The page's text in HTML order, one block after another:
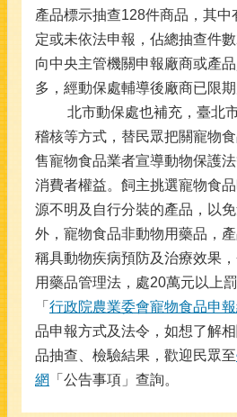
產品標示抽查128件商品，其中
定或未依法申報，佔總抽查件
向中央主管機關申報廠商或產
多，經動保處輔導後廠商已限
北市動保處也補充，臺北市
稽核等方式，替民眾把關寵物
售寵物食品業者宣導動物保護
消費者權益。飼主挑選寵物食
源不明及自行分裝的產品，以
外，寵物食品非動物用藥品，
稱具動物疾病預防及治療效果
用藥品管理法，處20萬元以上
「 行政院農業委會寵物食品申報
品申報方式及法令，如想了解
品抽查、檢驗結果，歡迎民眾至
網
「公告事項」查詢。